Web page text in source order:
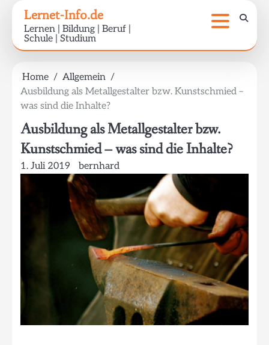
content
Lernet-Info.de
Lernen | Bildung | Beruf |
Schule | Studium
Home
Allgemein
Ausbildung als Metallgestalter bzw. Kunstschmied –
was sind die Inhalte?
Ausbildung als Metallgestalter bzw.
Kunstschmied – was sind die Inhalte?
1. Juli 2019 bernhard